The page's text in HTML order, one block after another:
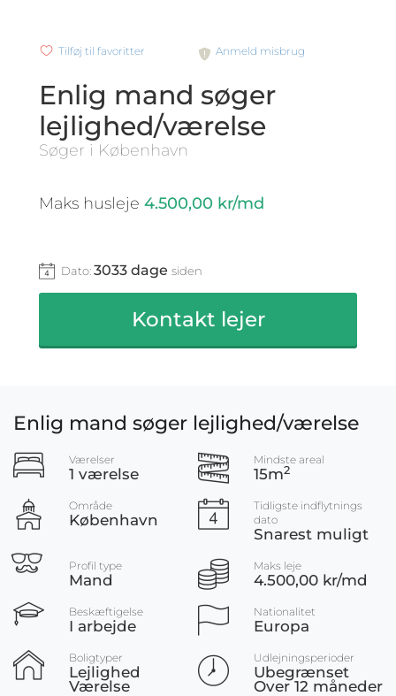
Tilføj til favoritter Anmeld misbrug
Enlig mand søger
lejlighed/værelse
Søger i København
Maks husleje 4.500,00 kr/md
Dato:3033 dage siden
Kontakt lejer
Enlig mand søger lejlighed/værelse
Værelser
1 værelse
Mindste areal
15m2
Område
København
Tidligste indflytnings
dato
Snarest muligt
Profil type
Mand
Maks leje
4.500,00 kr/md
Beskæftigelse
I arbejde
Nationalitet
Europa
Boligtyper
Lejlighed
Værelse
Udlejningsperioder
Ubegrænset
Over 12 måneder